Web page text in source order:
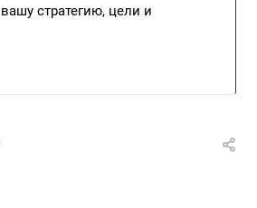
стратегию, цели и